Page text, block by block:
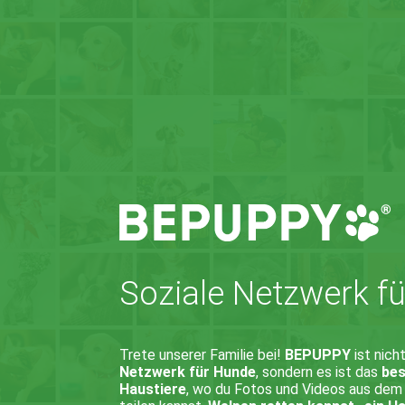
Soziale Netzwerk
Trete unserer Familie bei! BEPUPPY ist
Netzwerk für Hunde, sondern es ist das
Haustiere, wo du Fotos und Videos aus